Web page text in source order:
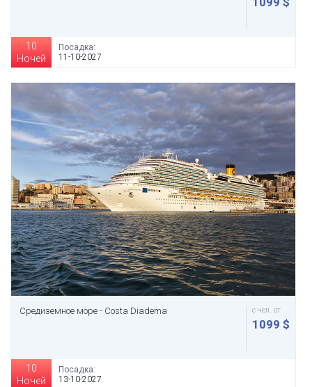
10
Ночей
Посадка:
11-10-2027
Средиземное море - Costa Diadema с чел. от
1099 $
10
Ночей
Посадка:
13-10-2027